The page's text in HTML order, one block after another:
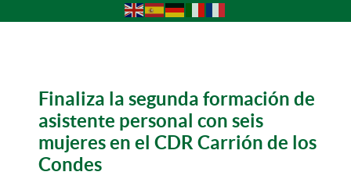
Finaliza la segunda formación de
asistente personal con seis
mujeres en el CDR Carrión de los
Condes